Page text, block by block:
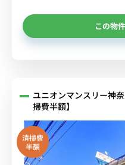
この物
ユニオンマンスリー神
掃費半額】
清掃費
半額